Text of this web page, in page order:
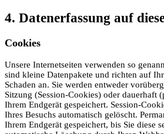
4. Datenerfassung auf
Cookies
Unsere Internetseiten verwenden so
sind kleine Datenpakete und richten auf
Schaden an. Sie werden entweder
Sitzung (Session-Cookies) oder dauerhaft
Ihrem Endgerät gespeichert. Session-
Ihres Besuchs automatisch gelöscht.
Ihrem Endgerät gespeichert, bis Sie diese